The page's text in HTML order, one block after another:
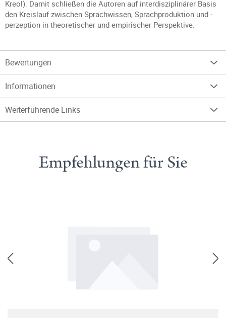
Kreol). Damit schließen die Autoren auf interdisziplinärer Basis
den Kreislauf zwischen Sprachwissen, Sprachproduktion und -
perzeption in theoretischer und empirischer Perspektive.
Bewertungen
Informationen
Weiterführende Links
Empfehlungen für Sie